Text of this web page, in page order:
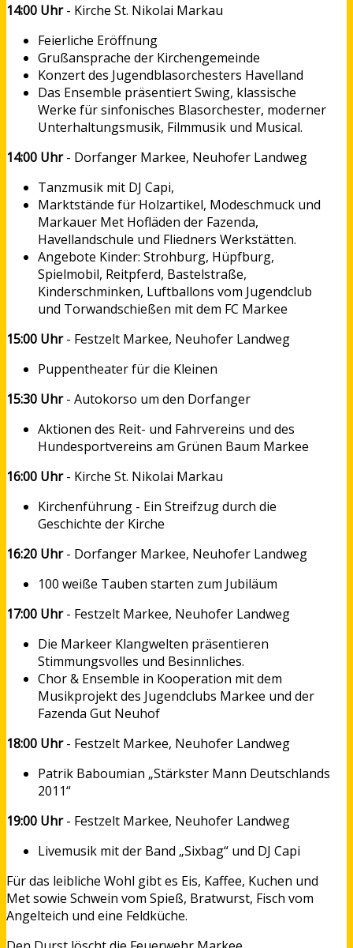
14:00 Uhr- Kirche St. Nikolai Markau
Feierliche Eröffnung
Grußansprache der Kirchengemeinde
Konzert des Jugendblasorchesters Havelland
Das Ensemble präsentiert Swing, klassische
Werke für sinfonisches Blasorchester, moderner
Unterhaltungsmusik, Filmmusik und Musical.
14:00 Uhr- Dorfanger Markee, Neuhofer Landweg
Tanzmusik mit DJ Capi,
Marktstände für Holzartikel, Modeschmuck und
Markauer Met Hofläden der Fazenda,
Havellandschule und Fliedners Werkstätten.
Angebote Kinder: Strohburg, Hüpfburg,
Spielmobil, Reitpferd, Bastelstraße,
Kinderschminken, Luftballons vom Jugendclub
und Torwandschießen mit dem FC Markee
15:00 Uhr- Festzelt Markee, Neuhofer Landweg
Puppentheater für die Kleinen
15:30 Uhr- Autokorso um den Dorfanger
Aktionen des Reit- und Fahrvereins und des
Hundesportvereins am Grünen Baum Markee
16:00 Uhr- Kirche St. Nikolai Markau
Kirchenführung - Ein Streifzug durch die
Geschichte der Kirche
16:20 Uhr- Dorfanger Markee, Neuhofer Landweg
100 weiße Tauben starten zum Jubiläum
17:00 Uhr- Festzelt Markee, Neuhofer Landweg
Die Markeer Klangwelten präsentieren
Stimmungsvolles und Besinnliches.
Chor & Ensemble in Kooperation mit dem
Musikprojekt des Jugendclubs Markee und der
Fazenda Gut Neuhof
18:00 Uhr- Festzelt Markee, Neuhofer Landweg
Patrik Baboumian „Stärkster Mann Deutschlands
2011“
19:00 Uhr- Festzelt Markee, Neuhofer Landweg
Livemusik mit der Band „Sixbag“ und DJ Capi
Für das leibliche Wohl gibt es Eis, Kaffee, Kuchen und
Met sowie Schwein vom Spieß, Bratwurst, Fisch vom
Angelteich und eine Feldküche.